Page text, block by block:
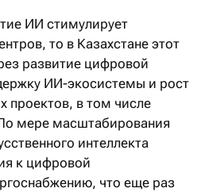
ИИ стимулирует
то в Казахстане этот
развитие цифровой
ИИ-экосистемы и рост
проектов, в том числе
мере масштабирования
интеллекта
к цифровой
что еще раз